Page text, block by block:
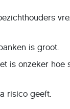
is groot.
is onzeker hoe
risico geeft.